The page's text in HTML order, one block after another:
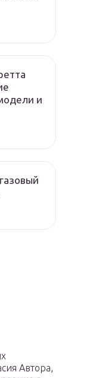
и
Автора,